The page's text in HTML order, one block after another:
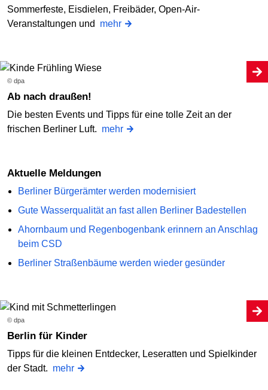
Sommerfeste, Eisdielen, Freibäder, Open-Air-
Veranstaltungen und mehr
© dpa
Ab nach draußen!
Die besten Events und Tipps für eine tolle Zeit an der
frischen Berliner Luft. mehr
Aktuelle Meldungen
Berliner Bürgerämter werden modernisiert
Gute Wasserqualität an fast allen Berliner Badestellen
Ahornbaum und Regenbogenbank erinnern an Anschlag
beim CSD
Berliner Straßenbäume werden wieder gesünder
© dpa
Berlin für Kinder
Tipps für die kleinen Entdecker, Leseratten und Spielkinder
der Stadt. mehr